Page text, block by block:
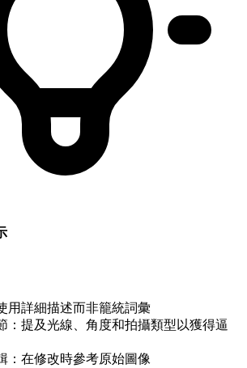
用詳細描述而非籠統詞彙
：提及光線、角度和拍攝類型以獲得逼
：在修改時參考原始圖像